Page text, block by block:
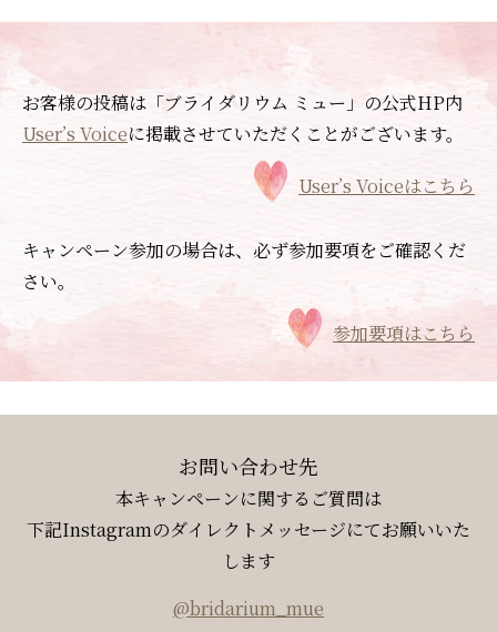
お客様の投稿は「ブライダリウム ミュー」の公式HP内
User’s Voiceに掲載させていただくことがございます。
User’s Voiceはこちら
キャンペーン参加の場合は、必ず参加要項をご確認くだ
さい。
参加要項はこちら
お問い合わせ先
本キャンペーンに関するご質問は
下記Instagramのダイレクトメッセージにてお願いいた
します
@bridarium_mue